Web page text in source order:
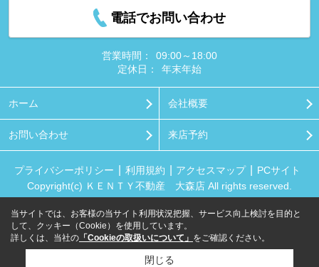
電話でお問い合わせ
営業時間：
09:00～18:00
定休日：
年末年始
ホーム 会社概要
お問い合わせ 来店予約
プライバシーポリシー 利用規約 アクセスマップ
PCサイト
Copyright(c) ＫＥＮＴＹ不動産 大森店 All rights reserved.
当サイトでは、お客様の当サイト利用状況把握、サービス向上検討を目的と
して、クッキー（Cookie）を使用しています。
詳しくは、当社の 「Cookieの取扱いについて」 をご確認ください。
閉じる